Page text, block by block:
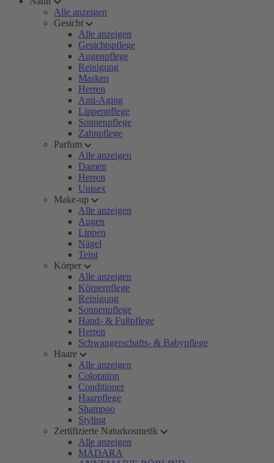
Alle anzeigen
Gesicht
Alle anzeigen
Gesichtspflege
Augenpflege
Reinigung
Masken
Herren
Anti-Aging
Lippenpflege
Sonnenpflege
Zahnpflege
Parfum
Alle anzeigen
Damen
Herren
Unisex
Make-up
Alle anzeigen
Augen
Lippen
Nägel
Teint
Körper
Alle anzeigen
Körperpflege
Reinigung
Sonnenpflege
Hand- & Fußpflege
Herren
Schwangerschafts- & Babypflege
Haare
Alle anzeigen
Coloration
Conditioner
Haarpflege
Shampoo
Styling
Zertifizierte Naturkosmetik
Alle anzeigen
MÁDARA